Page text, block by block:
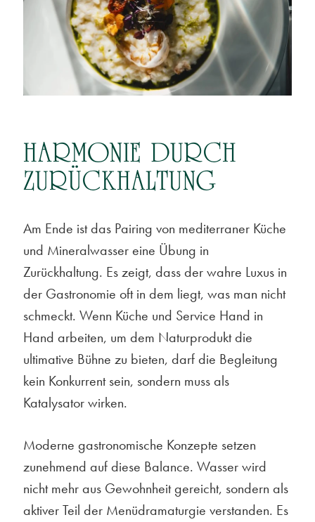
HARMONIE DURCH
ZURÜCKHALTUNG
Am Ende ist das Pairing von mediterraner Küche
und Mineralwasser eine Übung in
Zurückhaltung. Es zeigt, dass der wahre Luxus in
der Gastronomie oft in dem liegt, was man nicht
schmeckt. Wenn Küche und Service Hand in
Hand arbeiten, um dem Naturprodukt die
ultimative Bühne zu bieten, darf die Begleitung
kein Konkurrent sein, sondern muss als
Katalysator wirken.
Moderne gastronomische Konzepte setzen
zunehmend auf diese Balance. Wasser wird
nicht mehr aus Gewohnheit gereicht, sondern als
aktiver Teil der Menüdramaturgie verstanden. Es